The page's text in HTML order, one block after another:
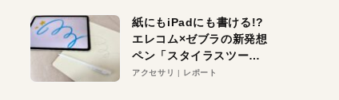
紙にもiPadにも書ける!?
エレコム×ゼブラの新発想
ペン「スタイラスツーウ
ェイ」レビュー。持ち替
アクセサリ レポート